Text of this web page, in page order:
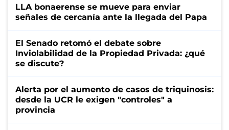
LLA bonaerense se mueve para enviar
señales de cercanía ante la llegada del Papa
El Senado retomó el debate sobre
Inviolabilidad de la Propiedad Privada: ¿qué
se discute?
Alerta por el aumento de casos de triquinosis:
desde la UCR le exigen "controles" a
provincia